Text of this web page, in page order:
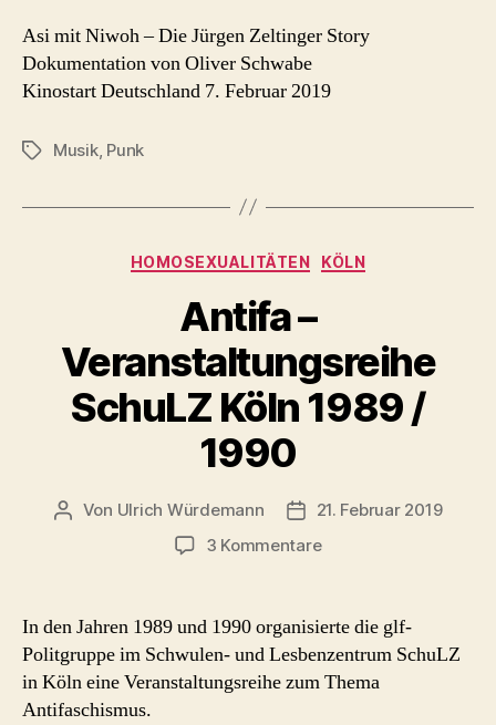
Asi mit Niwoh – Die Jürgen Zeltinger Story
Dokumentation von Oliver Schwabe
Kinostart Deutschland 7. Februar 2019
Schlagwörter
Musik, Punk
Kategorien
HOMOSEXUALITÄTEN KÖLN
Antifa –
Veranstaltungsreihe
SchuLZ Köln 1989 /
1990
Beitragsautor
Von Ulrich Würdemann Beitragsdatum
21. Februar 2019
3 Kommentarezu
Veranstaltungsreihe
Köln
1989
In den Jahren 1989 und 1990 organisierte die glf-
Politgruppe im Schwulen- und Lesbenzentrum SchuLZ
in Köln eine Veranstaltungsreihe zum Thema
Antifaschismus.